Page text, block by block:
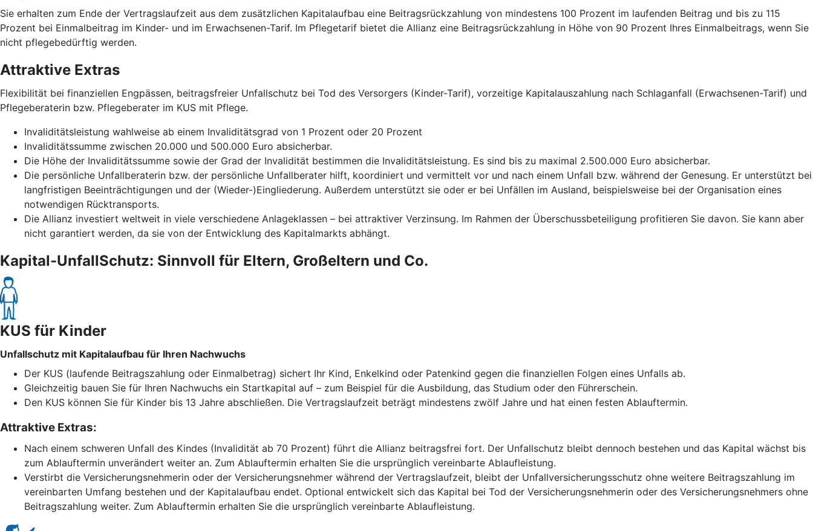
Sie erhalten zum Ende der Vertragslaufzeit aus dem zusätzlichen Kapitalaufbau eine Beitragsrückzahlung von mindestens 100 Prozent im laufenden Beitrag und bis zu 115
Prozent bei Einmalbeitrag im Kinder- und im Erwachsenen-Tarif. Im Pflegetarif bietet die Allianz eine Beitragsrückzahlung in Höhe von 90 Prozent Ihres Einmalbeitrags, wenn Sie
nicht pflegebedürftig werden.
Attraktive Extras
Flexibilität bei finanziellen Engpässen, beitragsfreier Unfallschutz bei Tod des Versorgers (Kinder-Tarif), vorzeitige Kapitalauszahlung nach Schlaganfall (Erwachsenen-Tarif) und
Pflegeberaterin bzw. Pflegeberater im KUS mit Pflege.
Invaliditätsleistung wahlweise ab einem Invaliditätsgrad von 1 Prozent oder 20 Prozent
Invaliditätssumme zwischen 20.000 und 500.000 Euro absicherbar.
Die Höhe der Invaliditätssumme sowie der Grad der Invalidität bestimmen die Invaliditätsleistung. Es sind bis zu maximal 2.500.000 Euro absicherbar.
Die persönliche Unfallberaterin bzw. der persönliche Unfallberater hilft, koordiniert und vermittelt vor und nach einem Unfall bzw. während der Genesung. Er unterstützt bei
langfristigen Beeinträchtigungen und der (Wieder-)Eingliederung. Außerdem unterstützt sie oder er bei Unfällen im Ausland, beispielsweise bei der Organisation eines
notwendigen Rücktransports.
Die Allianz investiert weltweit in viele verschiedene Anlageklassen – bei attraktiver Verzinsung. Im Rahmen der Überschussbeteiligung profitieren Sie davon. Sie kann aber
nicht garantiert werden, da sie von der Entwicklung des Kapitalmarkts abhängt.
Kapital-UnfallSchutz: Sinnvoll für Eltern, Großeltern und Co.
KUS für Kinder
Unfallschutz mit Kapitalaufbau für Ihren Nachwuchs
Der KUS (laufende Beitragszahlung oder Einmalbetrag) sichert Ihr Kind, Enkelkind oder Patenkind gegen die finanziellen Folgen eines Unfalls ab.
Gleichzeitig bauen Sie für Ihren Nachwuchs ein Startkapital auf – zum Beispiel für die Ausbildung, das Studium oder den Führerschein.
Den KUS können Sie für Kinder bis 13 Jahre abschließen. Die Vertragslaufzeit beträgt mindestens zwölf Jahre und hat einen festen Ablauftermin.
Attraktive Extras:
Nach einem schweren Unfall des Kindes (Invalidität ab 70 Prozent) führt die Allianz beitragsfrei fort. Der Unfallschutz bleibt dennoch bestehen und das Kapital wächst bis
zum Ablauftermin unverändert weiter an. Zum Ablauftermin erhalten Sie die ursprünglich vereinbarte Ablaufleistung.
Verstirbt die Versicherungsnehmerin oder der Versicherungsnehmer während der Vertragslaufzeit, bleibt der Unfallversicherungsschutz ohne weitere Beitragszahlung im
vereinbarten Umfang bestehen und der Kapitalaufbau endet. Optional entwickelt sich das Kapital bei Tod der Versicherungsnehmerin oder des Versicherungsnehmers ohne
Beitragszahlung weiter. Zum Ablauftermin erhalten Sie die ursprünglich vereinbarte Ablaufleistung.